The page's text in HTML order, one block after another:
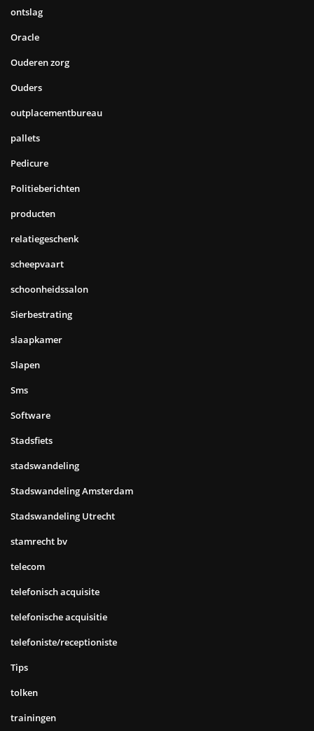
ontslag
Oracle
Ouderen zorg
Ouders
outplacementbureau
pallets
Pedicure
Politieberichten
producten
relatiegeschenk
scheepvaart
schoonheidssalon
Sierbestrating
slaapkamer
Slapen
Sms
Software
Stadsfiets
stadswandeling
Stadswandeling Amsterdam
Stadswandeling Utrecht
stamrecht bv
telecom
telefonisch acquisite
telefonische acquisitie
telefoniste/receptioniste
Tips
tolken
trainingen